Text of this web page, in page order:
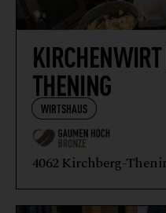
THENING
WIRTSHAUS
4062 Kirchberg-